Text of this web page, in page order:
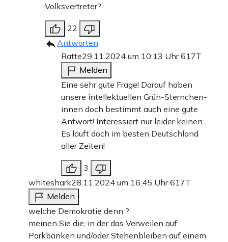
Volksvertreter?
22
Antworten
Ratte29.11.2024 um 10:13 Uhr617T
Melden
Eine sehr gute Frage! Darauf haben
unsere intellektuellen Grün-Sternchen-
innen doch bestimmt auch eine gute
Antwort! Interessiert nur leider keinen.
Es läuft doch im besten Deutschland
aller Zeiten!
3
whiteshark28.11.2024 um 16:45 Uhr617T
Melden
welche Demokratie denn ?
meinen Sie die, in der das Verweilen auf
Parkbänken und/oder Stehenbleiben auf einem